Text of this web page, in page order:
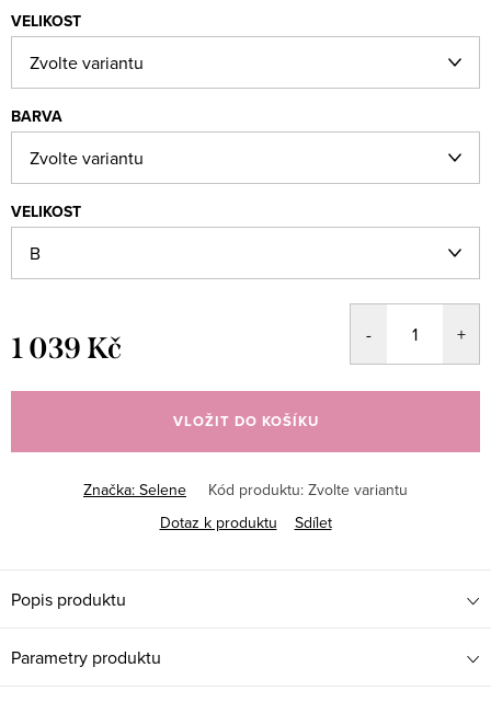
VELIKOST
BARVA
VELIKOST
1 039 Kč
cena:
VLOŽIT DO KOŠÍKU
Značka: Selene Kód produktu: Zvolte variantu
Dotaz k produktu
Sdílet
Popis produktu
Parametry produktu